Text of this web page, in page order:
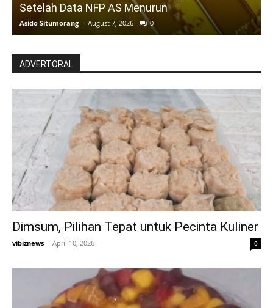
Setelah Data NFP AS Menurun
Asido Situmorang - August 7, 2026 0
ADVERTORAL
Dimsum, Pilihan Tepat untuk Pecinta Kuliner
vibiznews - April 10, 2026 0